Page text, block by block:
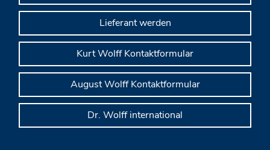
Lieferant werden
Kurt Wolff Kontaktformular
August Wolff Kontaktformular
Dr. Wolff international